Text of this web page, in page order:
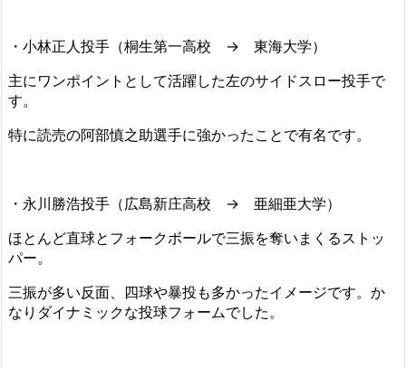
・小林正人投手（桐生第一高校 → 東海大学）
主にワンポイントとして活躍した左のサイドスロー投手で
す。
特に読売の阿部慎之助選手に強かったことで有名です。
・永川勝浩投手（広島新庄高校 → 亜細亜大学）
ほとんど直球とフォークボールで三振を奪いまくるストッ
パー。
三振が多い反面、四球や暴投も多かったイメージです。か
なりダイナミックな投球フォームでした。